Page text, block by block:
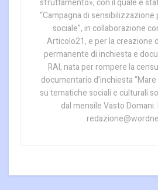
sfruttamento», con il quale è
“Campagna di
sociale”, in collaborazione
Articolo21, e per la creazione
permanente di inchiesta e
RAI, nata per rompere la
documentario d’inchiesta
su tematiche sociali e culturali
dal mensile Vasto